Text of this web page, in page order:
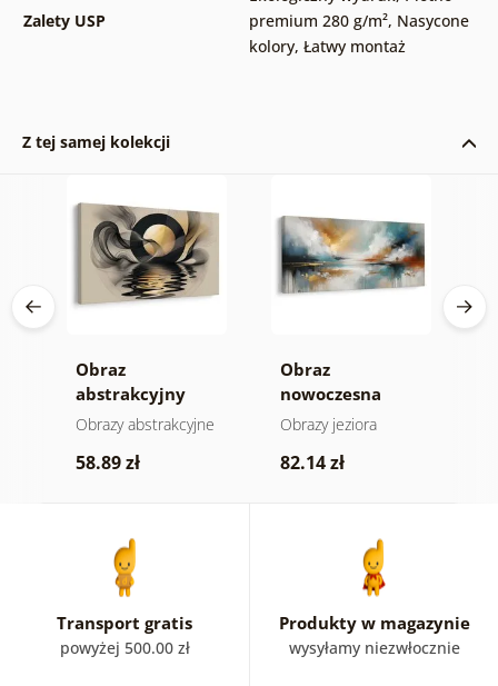
Zalety USP
premium 280 g/m², Nasycone
kolory, Łatwy montaż
Z tej samej kolekcji
Obraz
abstrakcyjny
księżyc nad wodą
Obrazy abstrakcyjne
58.89 zł
Obraz
nowoczesna
abstrakcja z
Obrazy jeziora
82.14 zł
Transport gratis
powyżej 500.00 zł
Produkty w magazynie
wysyłamy niezwłocznie